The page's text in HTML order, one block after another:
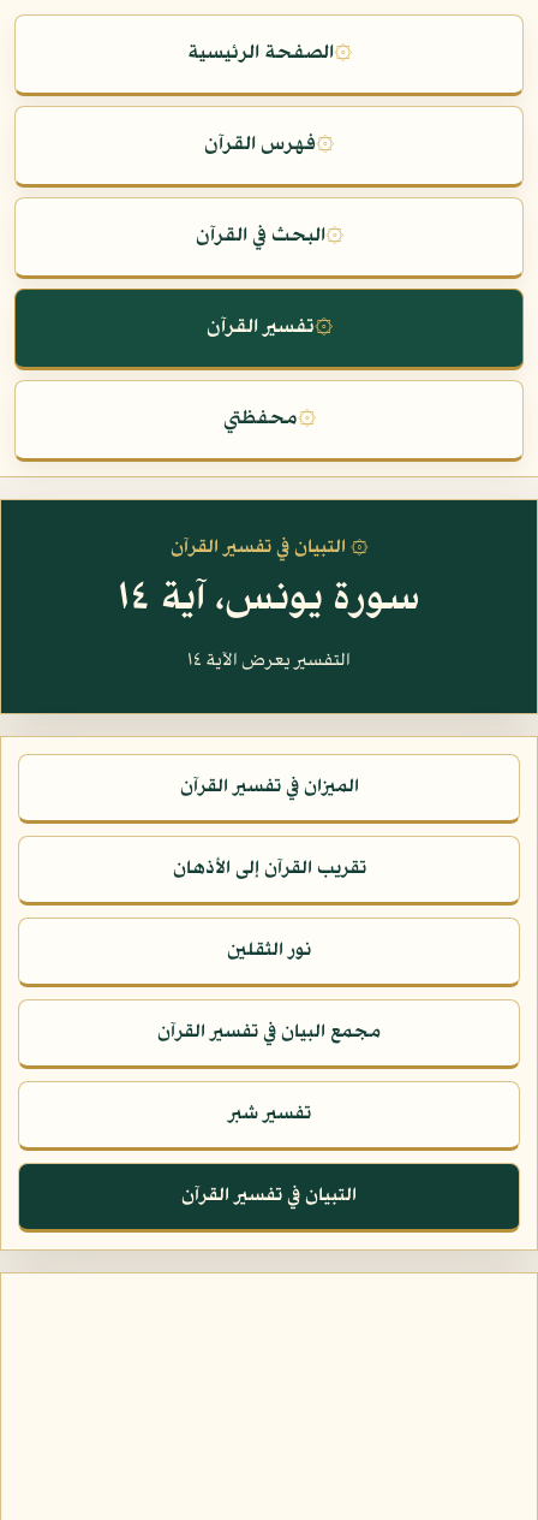
۞الصفحة الرئيسية
۞فهرس القرآن
۞البحث في القرآن
۞تفسير القرآن
۞محفظتي
۞ التبيان في تفسير القرآن
سورة يونس، آية ١٤
التفسير يعرض الآية ١٤
الميزان في تفسير القرآن
تقريب القرآن إلى الأذهان
نور الثقلين
مجمع البيان في تفسير القرآن
تفسير شبر
التبيان في تفسير القرآن